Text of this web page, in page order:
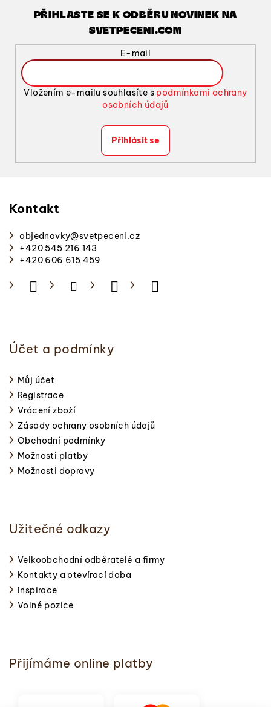
í
p
r
v
k
v
ý
i
s
u
PŘIHLASTE SE K ODBĚRU NOVINEK NA
SVETPECENI.COM
E-mail
Vložením e-mailu souhlasíte s podmínkami ochrany
osobních údajů
Přihlásit se
Kontakt
objednavky@svetpeceni.cz
+420 545 216 143
+420 606 615 459
Účet a podmínky
Můj účet
Registrace
Vrácení zboží
Zásady ochrany osobních údajů
Obchodní podmínky
Možnosti platby
Možnosti dopravy
Užitečné odkazy
Velkoobchodní odběratelé a firmy
Kontakty a otevírací doba
Inspirace
Volné pozice
Přijímáme online platby